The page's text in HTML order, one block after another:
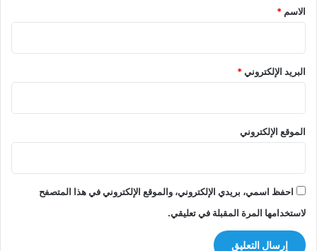
*
الاسم *
البريد الإلكتروني*
الموقع الإلكتروني
احفظ اسمي، بريدي الإلكتروني، والموقع الإلكتروني في هذا المتصفح
لاستخدامها المرة المقبلة في تعليقي.